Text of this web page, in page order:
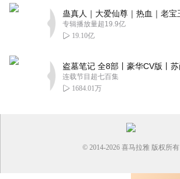
专辑播放量超19.9亿
19.10亿
连载节目超七百集
1684.01万
© 2014-2026 喜马拉雅 版权所有